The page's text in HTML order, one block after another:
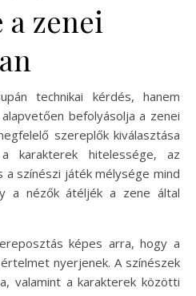
zenei
technikai kérdés, hanem
befolyásolja a zenei
szereplők kiválasztása
karakterek hitelessége, az
színészi játék mélysége mind
a nézők átéljék a zene által
képes arra, hogy a
nyerjenek. A színészek
valamint a karakterek közötti